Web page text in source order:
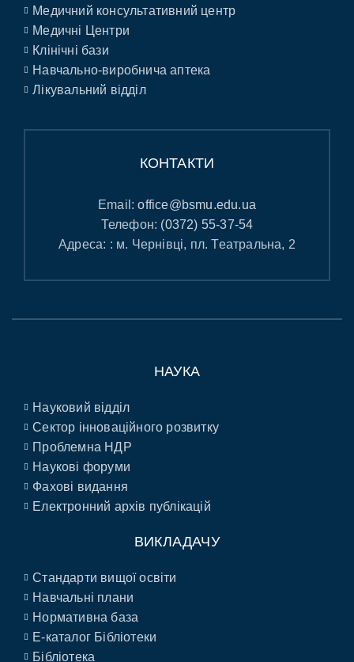
Медичний консультативний центр
Медичні Центри
Клінічні бази
Навчально-виробнича аптека
Лікувальний відділ
КОНТАКТИ
Email:office@bsmu.edu.ua
Телефон: (0372) 55-37-54
Адреса: : м. Чернівці, пл. Театральна, 2
НАУКА
Науковий відділ
Сектор інноваційного розвитку
Проблемна НДР
Наукові форуми
Фахові видання
Електронний архів публікацій
ВИКЛАДАЧУ
Стандарти вищої освіти
Навчальні плани
Нормативна база
E-каталог Бібліотеки
Бібліотека